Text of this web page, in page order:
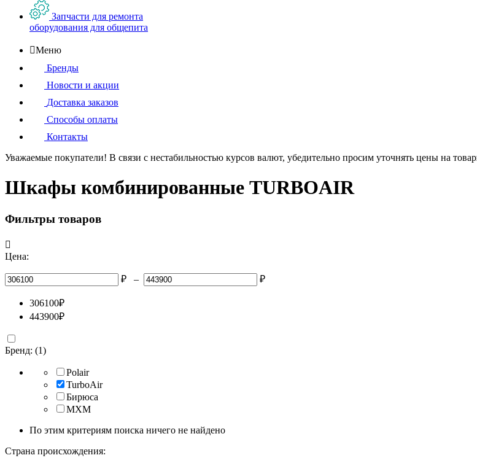
Запчасти для ремонта
оборудования для общепита
Меню
Бренды
Новости и акции
Доставка заказов
Способы оплаты
Контакты
Уважаемые покупатели! В связи с нестабильностью курсов валют, убедительно просим уточнять цены на
Шкафы комбинированные TURBOAIR
Фильтры товаров

Цена:
₽ – ₽
306100₽
443900₽
Бренд: (1)
Polair
TurboAir
Бирюса
МХМ
По этим критериям поиска ничего не найдено
Страна происхождения: